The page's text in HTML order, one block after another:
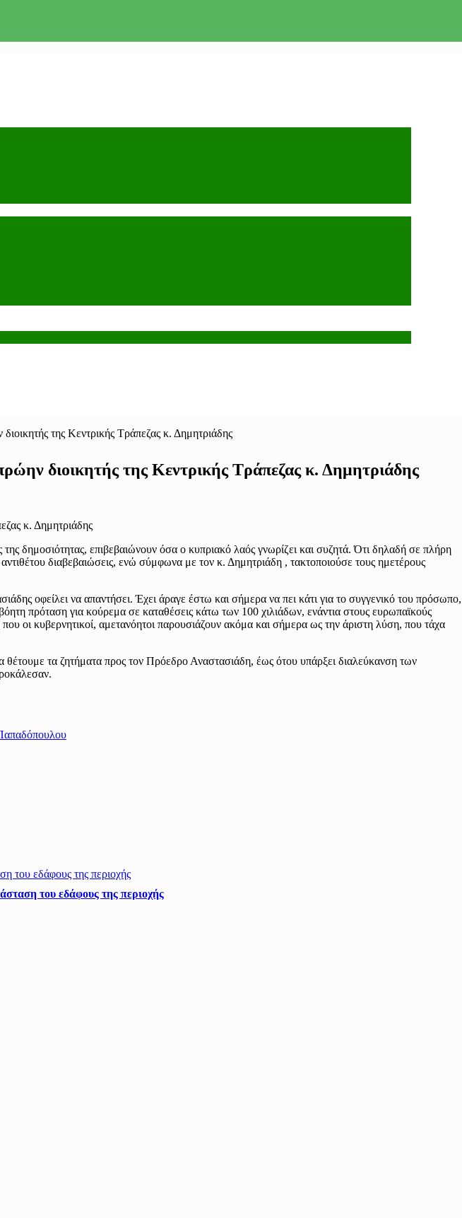
της Κεντρικής Τράπεζας κ. Δημητριάδης
διοικητής της Κεντρικής Τράπεζας κ. Δημητριάδης
δημοσιότητας, επιβεβαιώνουν όσα ο κυπριακό λαός γνωρίζει και συζητά. Ότι δηλαδή σε πλήρη
διαβεβαιώσεις, ενώ σύμφωνα με τον κ. Δημητριάδη , τακτοποιούσε τους ημετέρους
οφείλει να απαντήσει. Έχει άραγε έστω και σήμερα να πει κάτι για το συγγενικό του πρόσωπο,
πρόταση για κούρεμα σε καταθέσεις κάτω των 100 χιλιάδων, ενάντια στους ευρωπαϊκούς
οι κυβερνητικοί, αμετανόητοι παρουσιάζουν ακόμα και σήμερα ως την άριστη λύση, που τάχα
τα ζητήματα προς τον Πρόεδρο Αναστασιάδη, έως ότου υπάρξει διαλεύκανση των
του εδάφους της περιοχής